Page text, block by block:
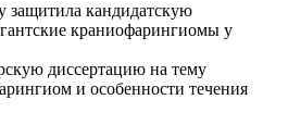
защитила кандидатскую
краниофарингиомы у
диссертацию на тему
и особенности течения